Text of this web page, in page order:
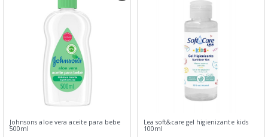
Johnsons aloe vera aceite para bebe
500ml
Lea soft&care gel higienizante kids
100ml